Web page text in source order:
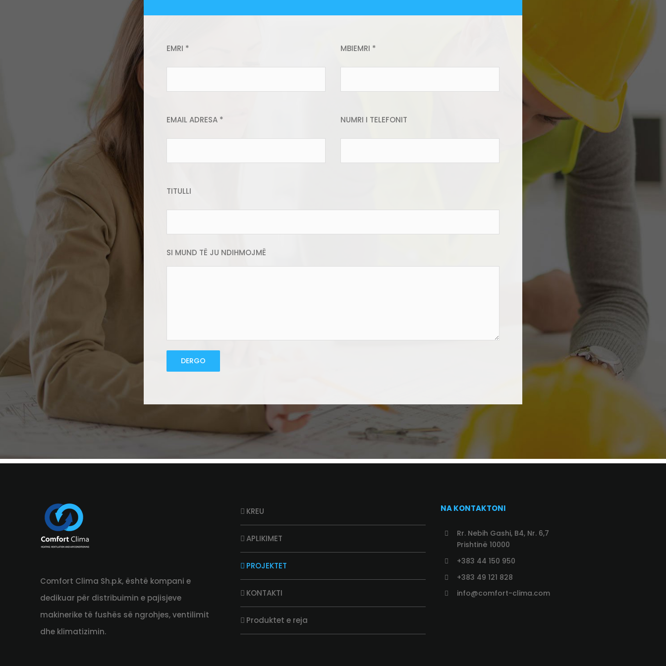
EMRI * MBIEMRI *
EMAIL ADRESA * NUMRI I TELEFONIT
TITULLI
SI MUND TË JU NDIHMOJMË
Comfort Clima Sh.p.k, është kompani e
dedikuar për distribuimin e pajisjeve
makinerike të fushës së ngrohjes, ventilimit
dhe klimatizimin.
KREU
APLIKIMET
PROJEKTET
KONTAKTI
Produktet e reja
NA KONTAKTONI
Rr. Nebih Gashi, B4, Nr. 6,7
Prishtinë 10000
+383 44 150 950
+383 49 121 828
info@comfort-clima.com